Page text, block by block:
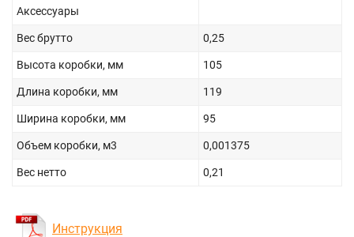
Аксессуары
Вес брутто 0,25
Высота коробки, мм 105
Длина коробки, мм 119
Ширина коробки, мм 95
Объем коробки, м3 0,001375
Вес нетто 0,21
Инструкция